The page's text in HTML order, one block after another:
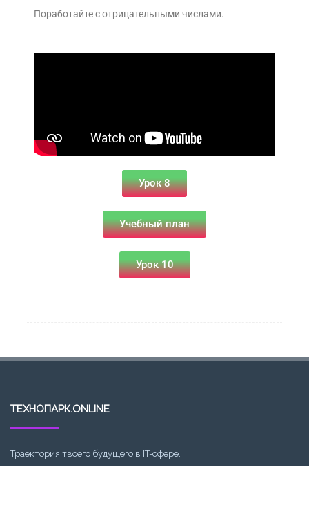
Поработайте с отрицательными числами.
Урок 8
Учебный план
Урок 10
ТЕХНОПАРК.ONLINE
Траектория твоего будущего в IT-сфере.